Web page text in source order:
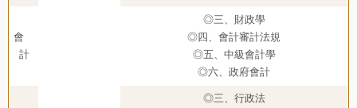
會
計
◎三、財政學
◎四、會計審計法規
◎五、中級會計學
◎六、政府會計
◎三、行政法